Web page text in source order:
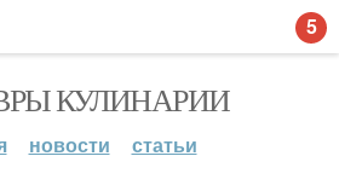
КУЛИНАРИИ
новости статьи
5